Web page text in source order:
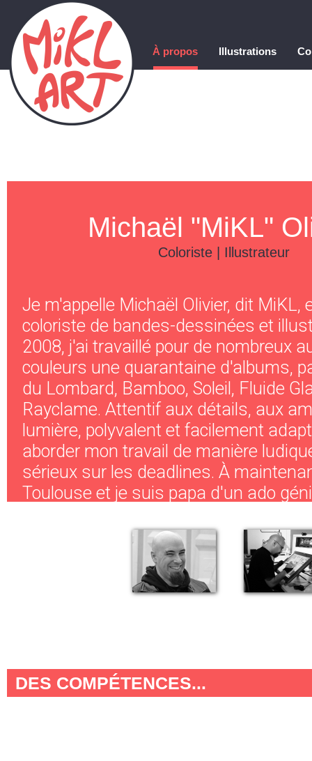
Je m'appelle Michaël Olivier, dit MiKL,
coloriste de bandes-dessinées et
2008, j'ai travaillé pour de nombreux
couleurs une quarantaine d'albums,
du Lombard, Bamboo, Soleil, Fluide
Rayclame. Attentif aux détails, aux
lumière, polyvalent et facilement
aborder mon travail de manière
sérieux sur les deadlines. À
Toulouse et je suis papa d'un ado
Vous souhaitez me rencontrer ou
Contactez-moi !
DES COMPÉTENCES...
Michaël "MiKL"
Coloriste | Illustrateur
Illustrations
À propos